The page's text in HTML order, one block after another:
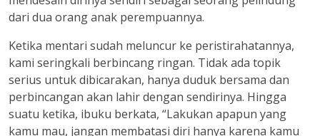
dari dua orang anak perempuannya.
Ketika mentari sudah meluncur ke peristirahatannya,
kami seringkali berbincang ringan. Tidak ada topik
serius untuk dibicarakan, hanya duduk bersama dan
perbincangan akan lahir dengan sendirinya. Hingga
suatu ketika, ibuku berkata, “Lakukan apapun yang
kamu mau, jangan membatasi diri hanya karena kamu